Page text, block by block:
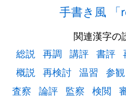
手書き風 「
関連漢字の
総説
再調 講評 書評
概説
再検討 温習 参観
査察
論評 監察 検閲